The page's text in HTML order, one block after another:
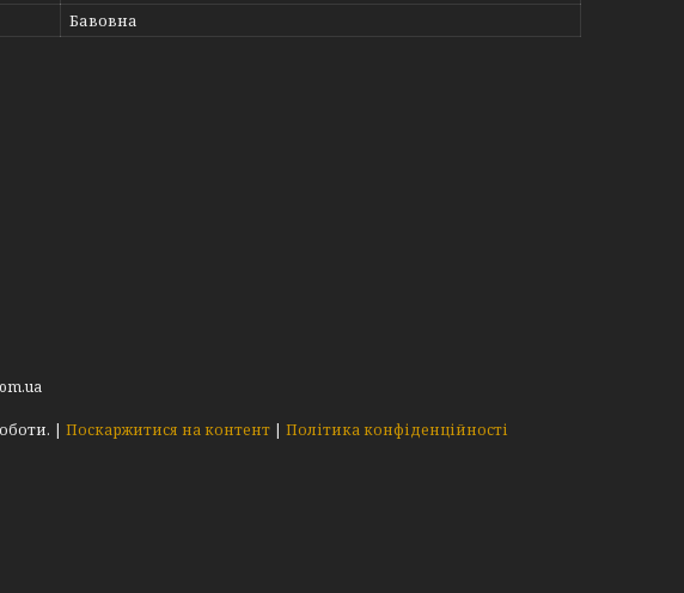
Бавовна
Інтернет-магазин "АльдеМікс": Оригінальні подарунки, ексклюзивні, елітні сувеніри ручної роботи. | Поскаржитися на контент | Політика конфіденційності